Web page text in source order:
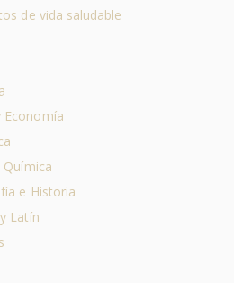
de vida saludable
Economía
e Historia
Latín